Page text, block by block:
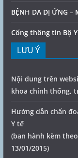
BỆNH DA DỊ ỨNG –
Cổng thông tin Bộ
LƯU Ý
Nội dung trên
khoa chính thống,
Hướng dẫn chẩn
Y tế
(ban hành kèm
13/01/2015)